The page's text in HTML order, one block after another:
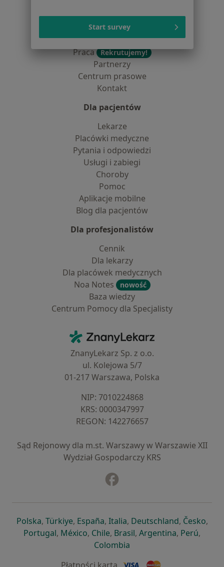
Jak działają wyniki wyszukiwania
Dostępność
O nas
Praca Rekrutujemy!
Partnerzy
Centrum prasowe
Kontakt
Dla pacjentów
Lekarze
Placówki medyczne
Pytania i odpowiedzi
Usługi i zabiegi
Choroby
Pomoc
Aplikacje mobilne
Blog dla pacjentów
Dla profesjonalistów
Cennik
Dla lekarzy
Dla placówek medycznych
Noa Notes
nowość
Baza wiedzy
Centrum Pomocy dla Specjalisty
ZnanyLekarz - Strona główna
ZnanyLekarz Sp. z o.o.
ul. Kolejowa 5/7
01-217 Warszawa, Polska
NIP: ⁠7010224868
KRS: ⁠0000347997
REGON: ⁠142276657
Sąd Rejonowy dla m.st. Warszawy w Warszawie XII
Wydział Gospodarczy KRS
Polskaotwiera się w nowej karcie
, Türkiyeotwiera się w nowej karcie
, Españaotwiera się w nowej karcie
, Italiaotwiera się w nowej
, Deutschlandotwiera się
, Česko,
Portugalotwiera się w nowej karcie
, Méxicootwiera się w nowej karcie
, Chileotwiera się w nowej karcie
, Brasilotwiera się w nowej
, Argentinaotwiera się
, Perú,
Colombia
Start survey